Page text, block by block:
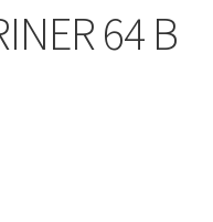
64 B